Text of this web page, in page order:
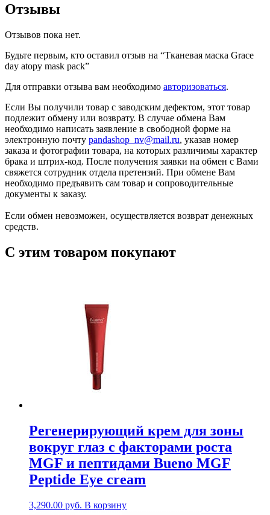
Отзывы
Отзывов пока нет.
Будьте первым, кто оставил отзыв на “Тканевая маска Grace
day atopy mask pack”
Для отправки отзыва вам необходимо авторизоваться.
Если Вы получили товар с заводским дефектом, этот товар
подлежит обмену или возврату. В случае обмена Вам
необходимо написать заявление в свободной форме на
электронную почту pandashop_nv@mail.ru, указав номер
заказа и фотографии товара, на которых различимы характер
брака и штрих-код. После получения заявки на обмен с Вами
свяжется сотрудник отдела претензий. При обмене Вам
необходимо предъявить сам товар и сопроводительные
документы к заказу.
Если обмен невозможен, осуществляется возврат денежных
средств.
С этим товаром покупают
Регенерирующий крем для зоны
вокруг глаз с факторами роста
MGF и пептидами Bueno MGF
Peptide Eye cream
3,290.00 руб. В корзину